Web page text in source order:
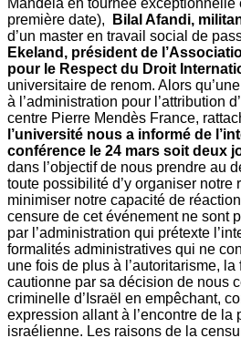
Mandela en tournée exceptionnelle
première date),
Bilal Afandi,
d’un master en travail social de
Ekeland, président de
pour le Respect du Droit
universitaire de renom. Alors
à l’administration pour l’attribution
centre Pierre Mendès France,
l’université nous a informé de
conférence le 24 mars soit deux
dans l’objectif de nous prendre au
toute possibilité d’y organiser notre
minimiser notre capacité de
censure de cet événement ne sont
par l’administration qui prétexte
formalités administratives qui ne
une fois de plus à l’autoritarisme,
cautionne par sa décision de nous
criminelle d’Israël en empêchant,
expression allant à l’encontre de
israélienne. Les raisons de la